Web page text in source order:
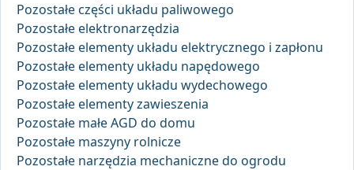
Pozostałe części układu paliwowego
Pozostałe elektronarzędzia
Pozostałe elementy układu elektrycznego i zapłonu
Pozostałe elementy układu napędowego
Pozostałe elementy układu wydechowego
Pozostałe elementy zawieszenia
Pozostałe małe AGD do domu
Pozostałe maszyny rolnicze
Pozostałe narzędzia mechaniczne do ogrodu